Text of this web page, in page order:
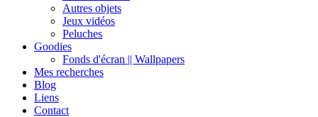
Autres objets
Jeux vidéos
Peluches
Goodies
Fonds d'écran || Wallpapers
Mes recherches
Blog
Liens
Contact